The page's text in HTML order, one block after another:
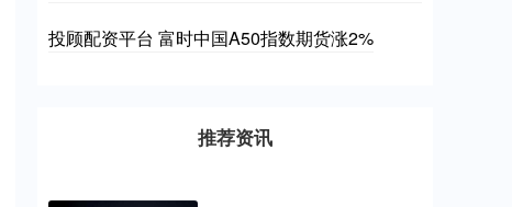
投顾配资平台 富时中国A50指数期货涨2%
推荐资讯